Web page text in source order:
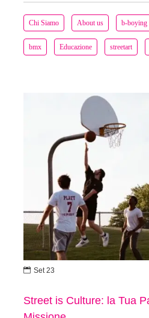
Chi Siamo About us b-boying
bmx Educazione streetart
Street is Culture: la Tua
 Set 23